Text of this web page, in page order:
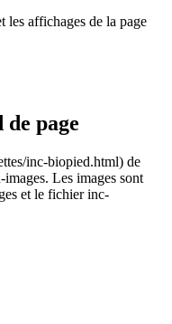
les affichages de la page
page
inc-biopied.html) de
Les images sont
et le fichier inc-